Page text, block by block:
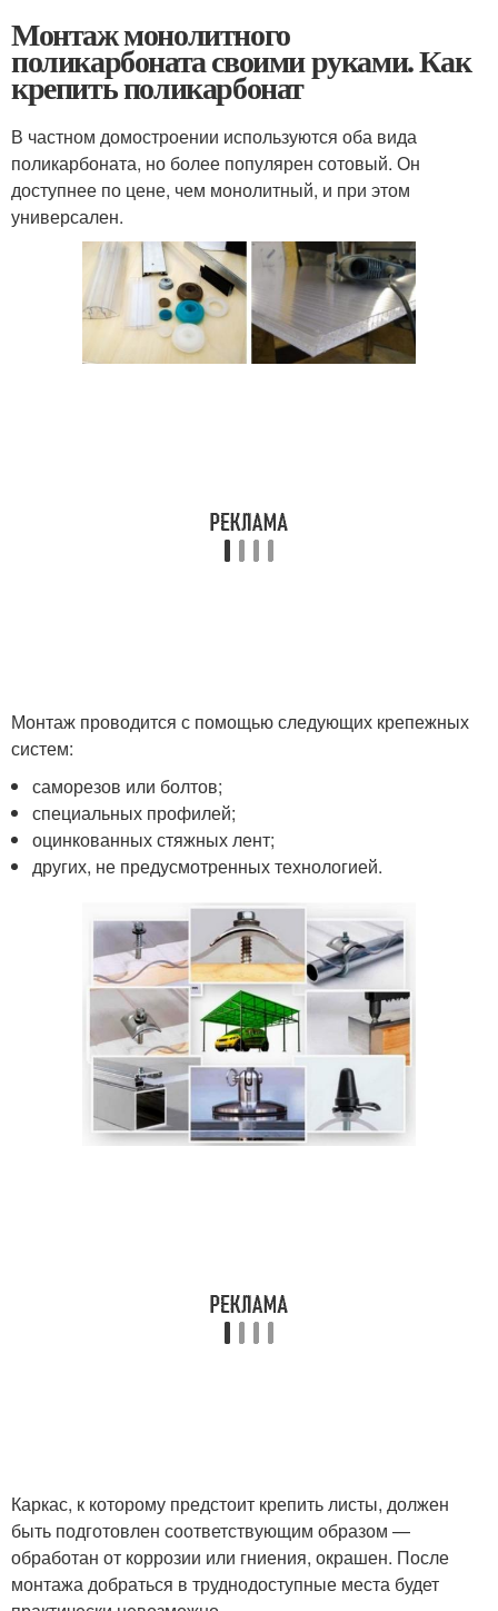
Монтаж монолитного
поликарбоната своими руками. Как
крепить поликарбонат
В частном домостроении используются оба вида
поликарбоната, но более популярен сотовый. Он
доступнее по цене, чем монолитный, и при этом
универсален.
Монтаж проводится с помощью следующих крепежных
систем:
саморезов или болтов;
специальных профилей;
оцинкованных стяжных лент;
других, не предусмотренных технологией.
Каркас, к которому предстоит крепить листы, должен
быть подготовлен соответствующим образом —
обработан от коррозии или гниения, окрашен. После
монтажа добраться в труднодоступные места будет